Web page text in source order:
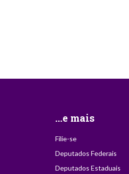
...e mais
Filie-se
Deputados Federais
Deputados Estaduais